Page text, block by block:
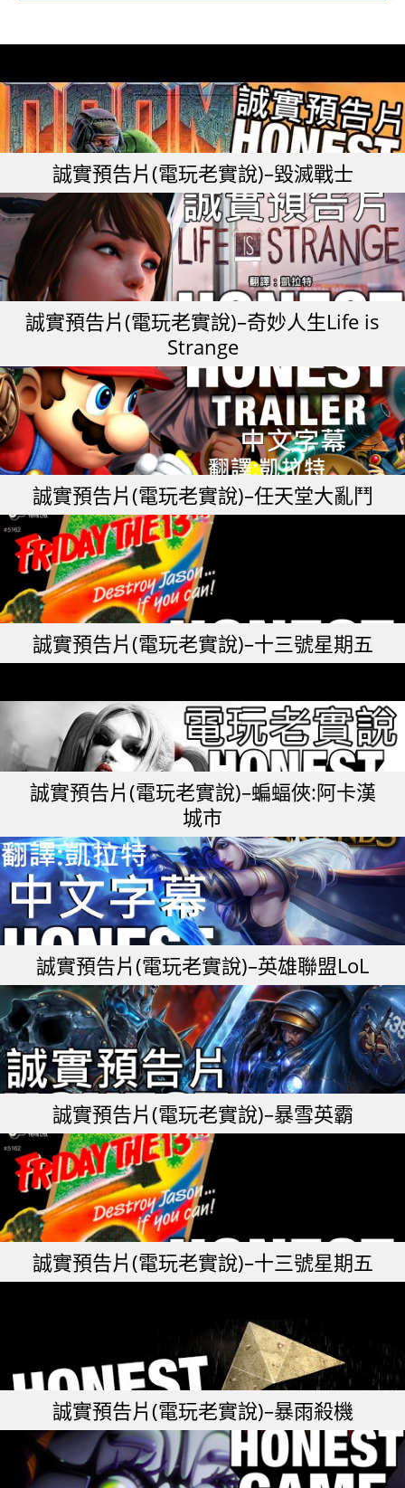
誠實預告片(電玩老實說)–毀滅戰士
誠實預告片(電玩老實說)–奇妙人生Life is
Strange
誠實預告片(電玩老實說)–任天堂大亂鬥
誠實預告片(電玩老實說)–十三號星期五
誠實預告片(電玩老實說)–蝙蝠俠:阿卡漢
城市
誠實預告片(電玩老實說)–英雄聯盟LoL
誠實預告片(電玩老實說)–暴雪英霸
誠實預告片(電玩老實說)–十三號星期五
誠實預告片(電玩老實說)–暴雨殺機